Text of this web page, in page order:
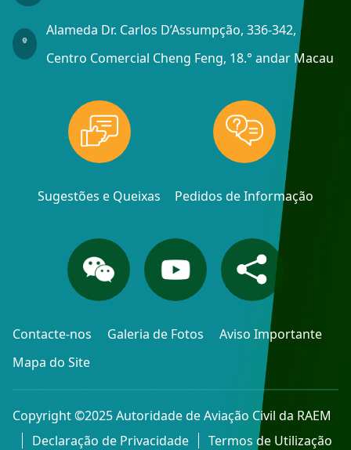
Alameda Dr. Carlos D’Assumpção, 336-342,
Centro Comercial Cheng Feng, 18.° andar Macau
Sugestões e Queixas Pedidos de Informação
Contacte-nos Galeria de Fotos
Aviso Importante
Mapa do Site
Copyright ©2025 Autoridade de Aviação Civil da RAEM
Declaração de Privacidade
Termos de Utilização